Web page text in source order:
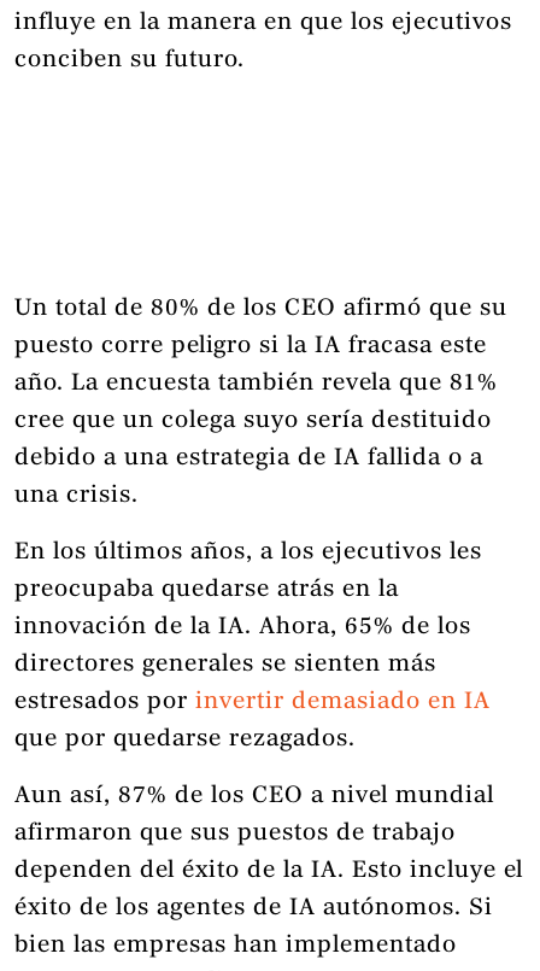
influye en la manera en que los ejecutivos
conciben su futuro.
Un total de 80% de los CEO afirmó que su
puesto corre peligro si la IA fracasa este
año. La encuesta también revela que 81%
cree que un colega suyo sería destituido
debido a una estrategia de IA fallida o a
una crisis.
En los últimos años, a los ejecutivos les
preocupaba quedarse atrás en la
innovación de la IA. Ahora, 65% de los
directores generales se sienten más
estresados ​​por invertir demasiado en IA
que por quedarse rezagados.
Aun así, 87% de los CEO a nivel mundial
afirmaron que sus puestos de trabajo
dependen del éxito de la IA. Esto incluye el
éxito de los agentes de IA autónomos. Si
bien las empresas han implementado